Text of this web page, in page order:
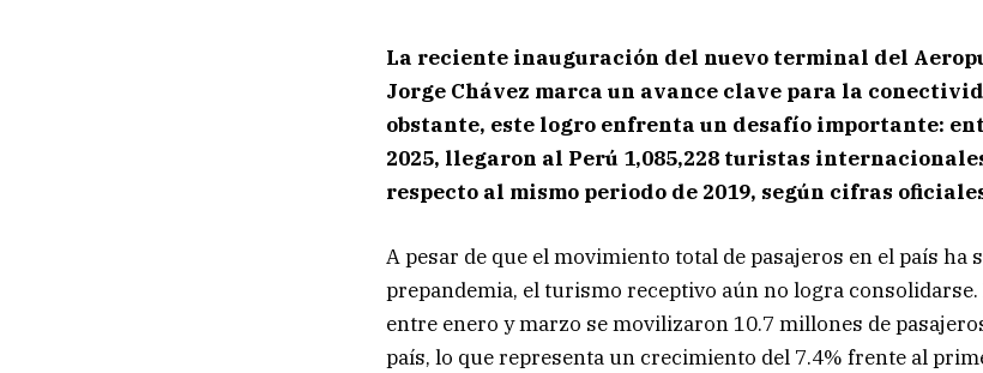
La reciente inauguración del nuevo terminal del
Jorge Chávez marca un avance clave para la
obstante, este logro enfrenta un desafío importante:
2025, llegaron al Perú 1,085,228 turistas
respecto al mismo periodo de 2019, según cifras
A pesar de que el movimiento total de pasajeros en el país ha
prepandemia, el turismo receptivo aún no logra consolidarse.
entre enero y marzo se movilizaron 10.7 millones de
país, lo que representa un crecimiento del 7.4% frente al